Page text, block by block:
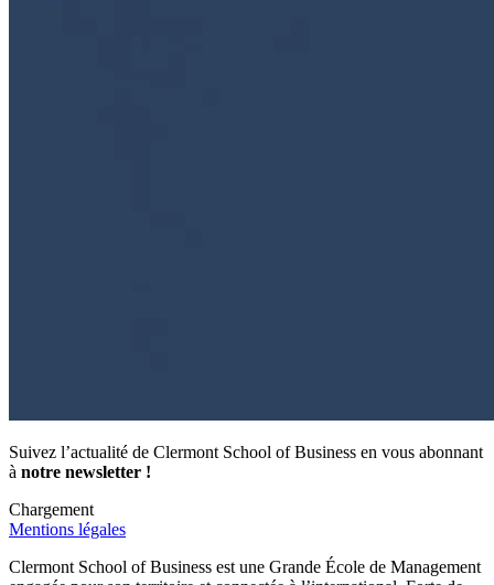
Suivez l’actualité de Clermont School of Business en vous abonnant
à notre newsletter !
Chargement
Mentions légales
Clermont School of Business est une Grande École de Management